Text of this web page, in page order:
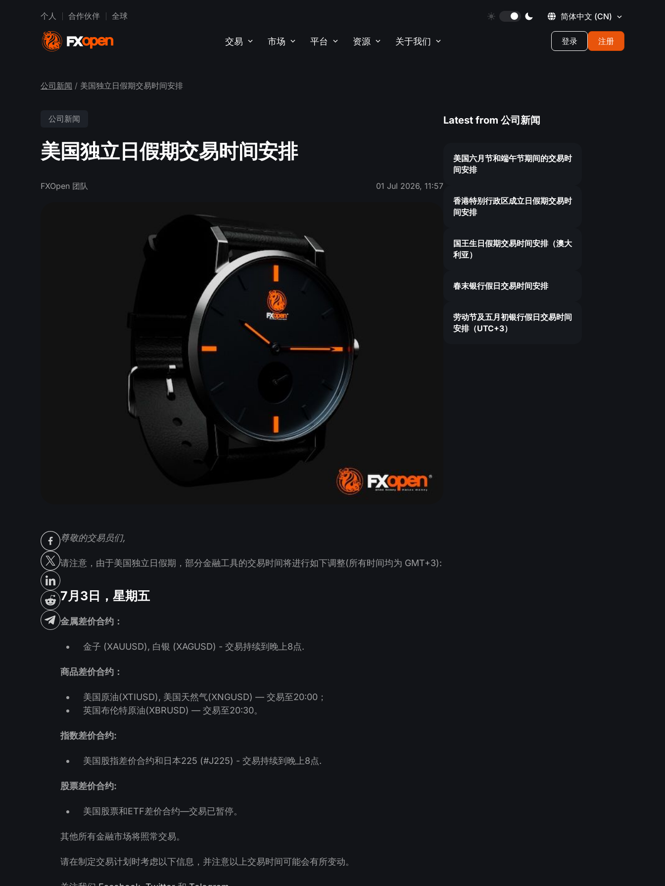
个人 合作伙伴 全球 简体中文 (CN)
交易 市场 平台 资源 关于我们 登录 注册
公司新闻 / 美国独立日假期交易时间安排
公司新闻
美国独立日假期交易时间安排
FXOpen 团队 01 Jul 2026, 11:57
尊敬的交易员们,
请注意，由于美国独立日假期，部分金融工具的交易时间将进行如下调整(所有时间均为 GMT+3):
7月3日，星期五
金属差价合约：
金子 (XAUUSD), 白银 (XAGUSD) - 交易持续到晚上8点.
商品差价合约：
美国原油(XTIUSD), 美国天然气(XNGUSD) — 交易至20:00；
英国布伦特原油(XBRUSD) — 交易至20:30。
指数差价合约:
美国股指差价合约和日本225 (#J225) - 交易持续到晚上8点.
股票差价合约:
美国股票和ETF差价合约—交易已暂停。
其他所有金融市场将照常交易。
请在制定交易计划时考虑以下信息，并注意以上交易时间可能会有所变动。
Latest from公司新闻
美国六月节和端午节期间的交易时
间安排
香港特别行政区成立日假期交易时
间安排
国王生日假期交易时间安排（澳大
利亚）
春末银行假日交易时间安排
劳动节及五月初银行假日交易时间
安排（UTC+3）